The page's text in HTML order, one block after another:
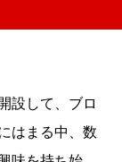
設して、ブロ
はまる中、数